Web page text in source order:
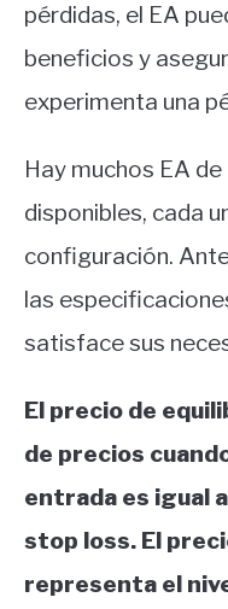
pérdidas, el EA
beneficios y
experimenta una
Hay muchos EA
disponibles, cada
configuración.
las
satisface sus
El precio de
de precios
entrada es igual
stop loss. El
representa el